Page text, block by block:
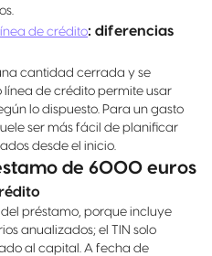
línea de crédito: diferencias
cantidad cerrada y se
línea de crédito permite usar
lo dispuesto. Para un gasto
ser más fácil de planificar
desde el inicio.
de 6000 euros
préstamo, porque incluye
anualizados; el TIN solo
al capital. A fecha de